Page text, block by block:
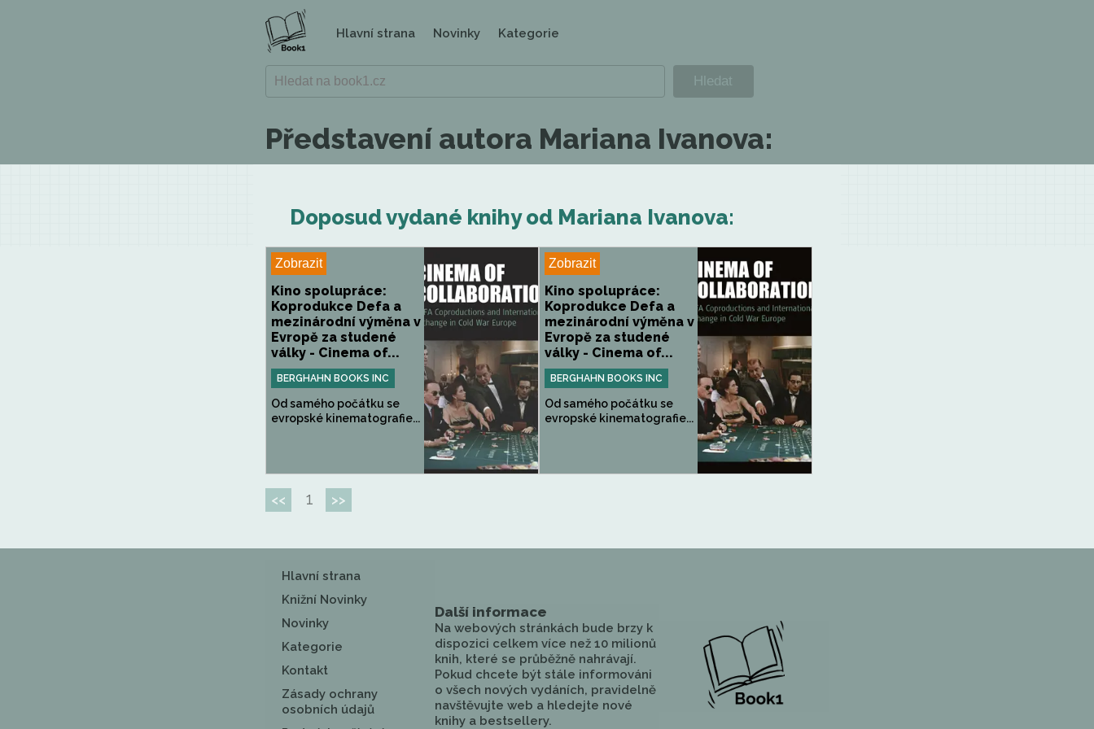
Hlavní strana Novinky Kategorie
Představení autora Mariana Ivanova:
Doposud vydané knihy od Mariana Ivanova:
Zobrazit
Kino spolupráce:
Koprodukce Defa a
mezinárodní výměna v
Evropě za studené
války - Cinema of...
BERGHAHN BOOKS INC
Od samého počátku se
evropské kinematografie...
Zobrazit
Kino spolupráce:
Koprodukce Defa a
mezinárodní výměna v
Evropě za studené
války - Cinema of...
BERGHAHN BOOKS INC
Od samého počátku se
evropské kinematografie...
<< 1 >>
Hlavní strana
Knižní Novinky
Novinky
Kategorie
Kontakt
Zásady ochrany
osobních údajů
Další informace
Na webových stránkách bude brzy k
dispozici celkem více než 10 milionů
knih, které se průběžně nahrávají.
Pokud chcete být stále informováni
o všech nových vydáních, pravidelně
navštěvujte web a hledejte nové
knihy a bestsellery.